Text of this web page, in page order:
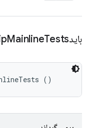
بایدSkip MainlineTests
()